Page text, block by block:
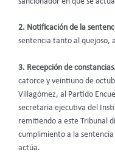
2. Notificación de la
sentencia tanto al quejoso,
3. Recepción de constancias.
catorce y veintiuno de
Villagómez, al Partido
secretaria ejecutiva del
remitiendo a este Tribunal
cumplimiento a la
actúa.